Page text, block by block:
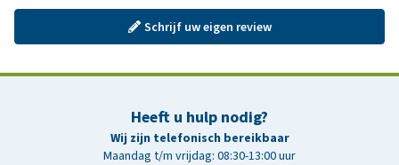
Schrijf uw eigen review
Heeft u hulp nodig?
Wij zijn telefonisch bereikbaar
Maandag t/m vrijdag: 08:30-13:00 uur